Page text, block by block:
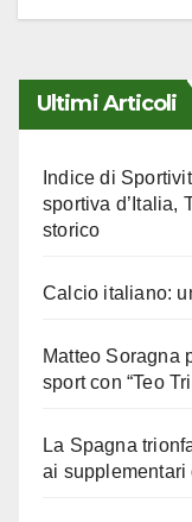
Ultimi Articoli
Indice di
sportiva d’Italia,
storico
Calcio italiano:
Matteo Soragna
sport con “Teo
La Spagna
ai supplementari